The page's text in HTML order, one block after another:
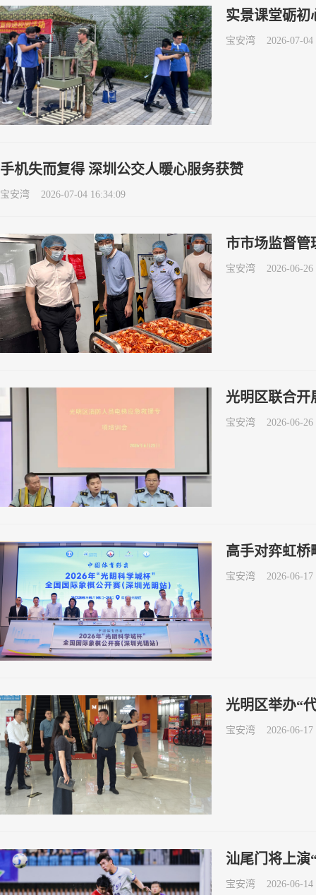
实景课堂砺初
宝安湾 2026-07-04
手机失而复得 深圳公交人暖心服务获赞
宝安湾 2026-07-04 16:34:09
市市场监督管
宝安湾 2026-06-26
光明区联合开
宝安湾 2026-06-26
高手对弈虹桥
宝安湾 2026-06-17
光明区举办“
宝安湾 2026-06-17
汕尾门将上演
宝安湾 2026-06-14